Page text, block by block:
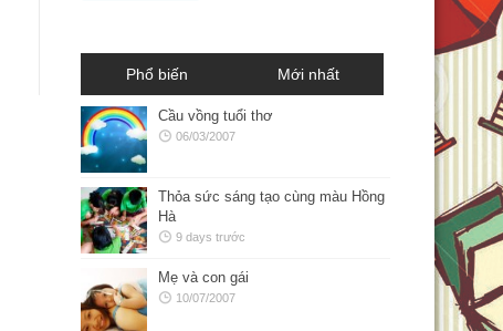
Phổ biến Mới nhất
Cầu vồng tuổi thơ
06/03/2007
Thỏa sức sáng tạo cùng màu Hồng
Hà
9 days trước
Mẹ và con gái
10/07/2007